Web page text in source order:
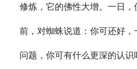
修炼，它的佛性大增。一日
前，对蜘蛛说道：你可还好
问题，你可有什么更深的认